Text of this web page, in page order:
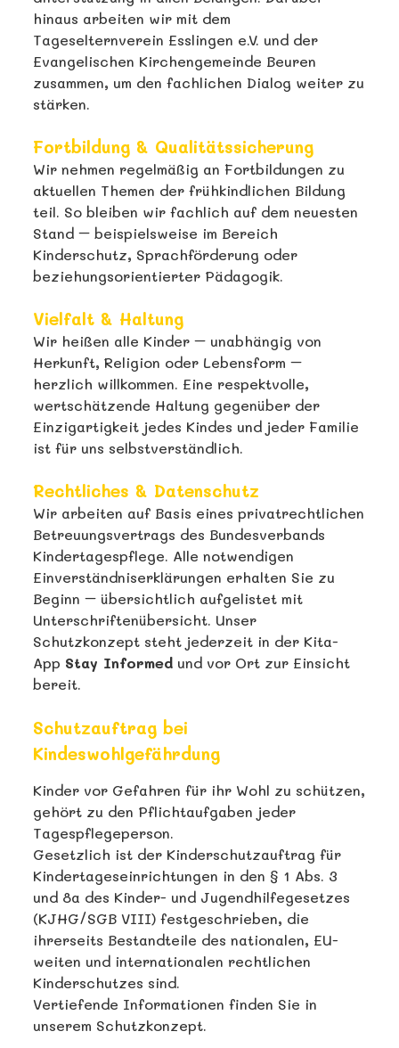
hinaus arbeiten wir mit dem
Tageselternverein Esslingen e.V. und der
Evangelischen Kirchengemeinde Beuren
zusammen, um den fachlichen Dialog weiter zu
stärken.
Fortbildung & Qualitätssicherung
Wir nehmen regelmäßig an Fortbildungen zu
aktuellen Themen der frühkindlichen Bildung
teil. So bleiben wir fachlich auf dem neuesten
Stand – beispielsweise im Bereich
Kinderschutz, Sprachförderung oder
beziehungsorientierter Pädagogik.
Vielfalt & Haltung
Wir heißen alle Kinder – unabhängig von
Herkunft, Religion oder Lebensform –
herzlich willkommen. Eine respektvolle,
wertschätzende Haltung gegenüber der
Einzigartigkeit jedes Kindes und jeder Familie
ist für uns selbstverständlich.
Rechtliches & Datenschutz
Wir arbeiten auf Basis eines privatrechtlichen
Betreuungsvertrags des Bundesverbands
Kindertagespflege. Alle notwendigen
Einverständniserklärungen erhalten Sie zu
Beginn – übersichtlich aufgelistet mit
Unterschriftenübersicht. Unser
Schutzkonzept steht jederzeit in der Kita-
App Stay Informed und vor Ort zur Einsicht
bereit.
Schutzauftrag bei
Kindeswohlgefährdung
Kinder vor Gefahren für ihr Wohl zu schützen,
gehört zu den Pflichtaufgaben jeder
Tagespflegeperson.
Gesetzlich ist der Kinderschutzauftrag für
Kindertageseinrichtungen in den § 1 Abs. 3
und 8a des Kinder- und Jugendhilfegesetzes
(KJHG/SGB VIII) festgeschrieben, die
ihrerseits Bestandteile des nationalen, EU-
weiten und internationalen rechtlichen
Kinderschutzes sind.
Vertiefende Informationen finden Sie in
unserem Schutzkonzept.